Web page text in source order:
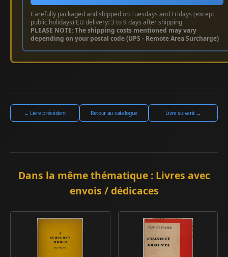
Carefully packaged and shipped on Tuesdays and Fridays (except
public holidays) EU delivery: 3 to 9 days after shipping
PLEASE NOTE: The shipping costs mentioned may vary
depending on your postal code (UPS - Remote Area Surcharge)
← Livre précédent Retour au catalogue Livre suivant →
Dans la même thématique : Livres avec
envois / dédicaces